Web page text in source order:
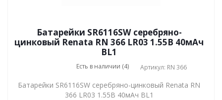
Батарейки SR6116SW серебряно-
цинковый Renata RN 366 LR03 1.55В 40мАч
BL1
Есть в наличии (4) Артикул: RN 366
Батарейки SR6116SW серебряно-цинковый Renata RN
366 LR03 1.55В 40мАч BL1